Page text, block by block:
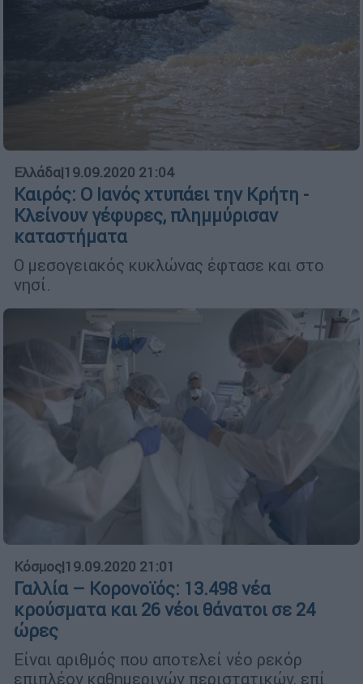
Ελλάδα|19.09.2020 21:04
Καιρός: Ο Ιανός χτυπάει την Κρήτη -
Κλείνουν γέφυρες, πλημμύρισαν
καταστήματα
Ο μεσογειακός κυκλώνας έφτασε και στο
νησί.
Κόσμος|19.09.2020 21:01
Γαλλία – Κορονοϊός: 13.498 νέα
κρούσματα και 26 νέοι θάνατοι σε 24
ώρες
Είναι αριθμός που αποτελεί νέο ρεκόρ
επιπλέον καθημερινών περιστατικών, επί